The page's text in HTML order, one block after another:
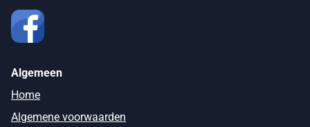
Algemeen
Home
Algemene voorwaarden